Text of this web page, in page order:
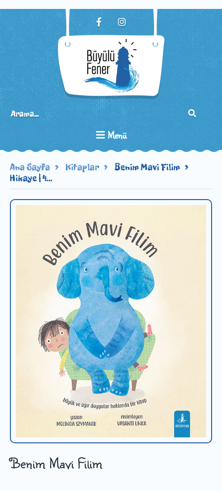
Menü
Ana Sayfa Kitaplar
Benim Mavi Filim
Hikaye | 4...
Benim Mavi Filim